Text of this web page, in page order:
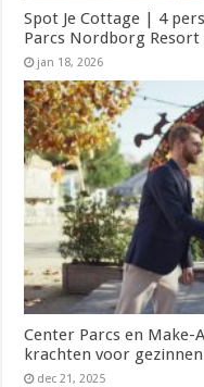
Spot Je Cottage | 4
Parcs Nordborg Resort
jan 18, 2026
Center Parcs en Make-
krachten voor
dec 21, 2025